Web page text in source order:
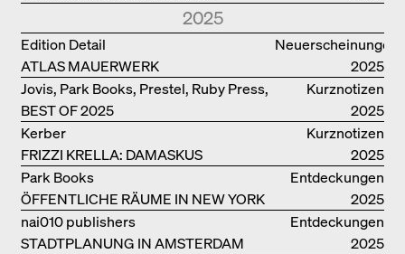
POWER-ARCHITEKTIN ELIZABETH
SCHEU CLOSE
2025
Neuerscheinungen
ATLAS MAUERWERK
Edition Detail
2025
Kurznotizen
BEST OF 2025
Jovis, Park Books, Prestel, Ruby Press,
Scheidegger Spiess, Steidl, Thames &
Hudson, Walther König
2025
Kurznotizen
FRIZZI KRELLA: DAMASKUS
Kerber
2025
Entdeckungen
ÖFFENTLICHE RÄUME IN NEW YORK
Park Books
2025
Entdeckungen
STADTPLANUNG IN AMSTERDAM
nai010 publishers
2025